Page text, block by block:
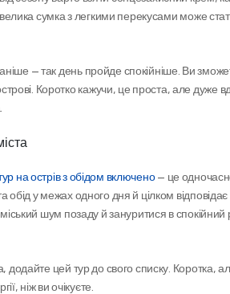
сумка з легкими перекусами може
— так день пройде спокійніше. Ви
Коротко кажучи, це проста, але дуже
на острів з обідом включено — це
у межах одного дня й цілком відповідає
шум позаду й зануритися в спокійний
додайте цей тур до свого списку. Коротка,
ніж ви очікуєте.